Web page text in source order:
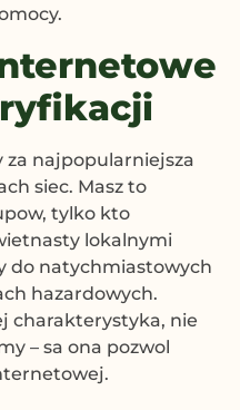
za najpopularniejsza
siec. Masz to
tylko kto
lokalnymi
do natychmiastowych
hazardowych.
charakterystyka, nie
– sa ona pozwol